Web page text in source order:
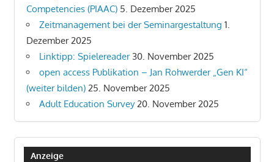
Competencies (PIAAC) 5. Dezember 2025
Zeitmanagement bei der Seminargestaltung 1.
Dezember 2025
Linktipp: Spielereader 30. November 2025
open access Publikation – Jan Rohwerder „Gen KI“
(weiter bilden) 25. November 2025
Adult Education Survey 20. November 2025
Anzeige